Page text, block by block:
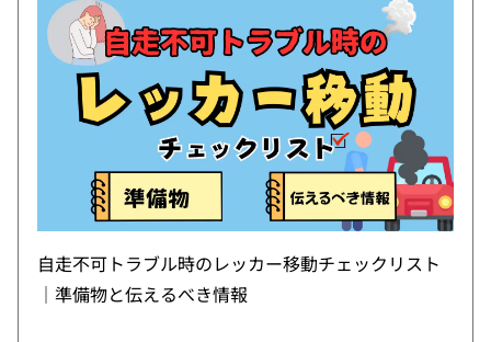
自走不可トラブル時のレッカー移動チェックリスト
｜準備物と伝えるべき情報